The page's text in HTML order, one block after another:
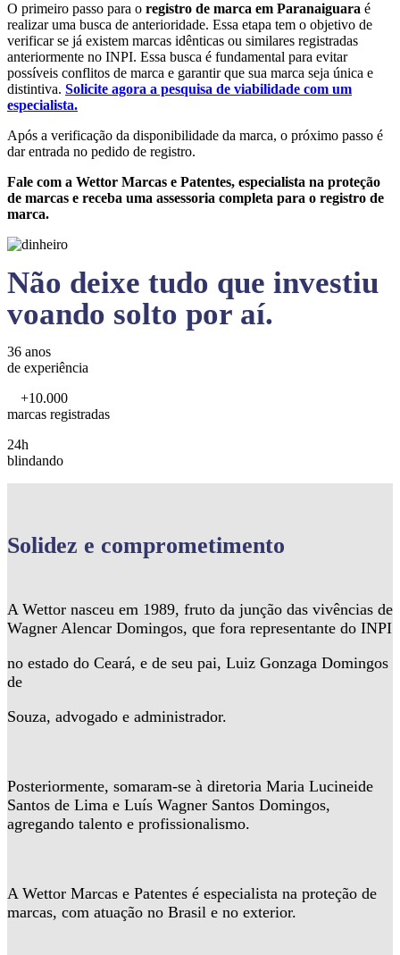
O primeiro passo para o registro de marca em Paranaiguara é
realizar uma busca de anterioridade. Essa etapa tem o objetivo de
verificar se já existem marcas idênticas ou similares registradas
anteriormente no INPI. Essa busca é fundamental para evitar
possíveis conflitos de marca e garantir que sua marca seja única e
distintiva. Solicite agora a pesquisa de viabilidade com um
especialista.
Após a verificação da disponibilidade da marca, o próximo passo é
dar entrada no pedido de registro.
Fale com a Wettor Marcas e Patentes, especialista na proteção
de marcas e receba uma assessoria completa para o registro de
marca.
Não deixe tudo que investiu
voando solto por aí.
36 anos
de experiência
+10.000
marcas registradas
24h
blindando
Solidez e comprometimento
A Wettor nasceu em 1989, fruto da junção das vivências de
Wagner Alencar Domingos, que fora representante do INPI
no estado do Ceará, e de seu pai, Luiz Gonzaga Domingos
de
Souza, advogado e administrador.
Posteriormente, somaram-se à diretoria Maria Lucineide
Santos de Lima e Luís Wagner Santos Domingos,
agregando talento e profissionalismo.
A Wettor Marcas e Patentes é especialista na proteção de
marcas, com atuação no Brasil e no exterior.